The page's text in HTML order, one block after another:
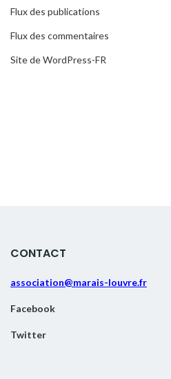
Flux des publications
Flux des commentaires
Site de WordPress-FR
CONTACT
association@marais-louvre.fr
Facebook
Twitter